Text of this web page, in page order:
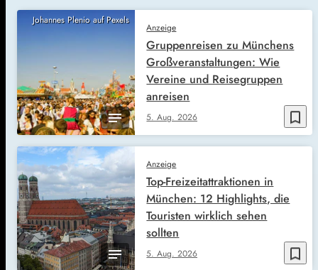
Johannes Plenio auf Pexels
bookmark_border
Anzeige
5. Aug. 2026
Gruppenreisen zu Münchens
Großveranstaltungen: Wie
Vereine und Reisegruppen
anreisen
bookmark_border
Anzeige
5. Aug. 2026
Top-Freizeitattraktionen in
München: 12 Highlights, die
Touristen wirklich sehen
sollten